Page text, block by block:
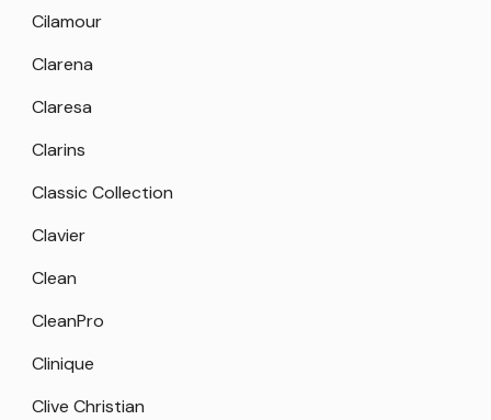
Cilamour
Clarena
Claresa
Clarins
Classic Collection
Clavier
Clean
CleanPro
Clinique
Clive Christian